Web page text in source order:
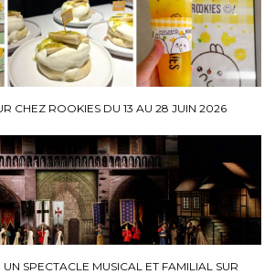
CHEZ ROOKIES DU 13 AU 28 JUIN 2026
SPECTACLE MUSICAL ET FAMILIAL SUR